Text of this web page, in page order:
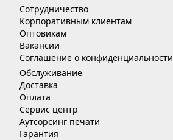
Сотрудничество
Корпоративным клиентам
Оптовикам
Вакансии
Соглашение о конфиденциальности
Обслуживание
Доставка
Оплата
Сервис центр
Аутсорсинг печати
Гарантия